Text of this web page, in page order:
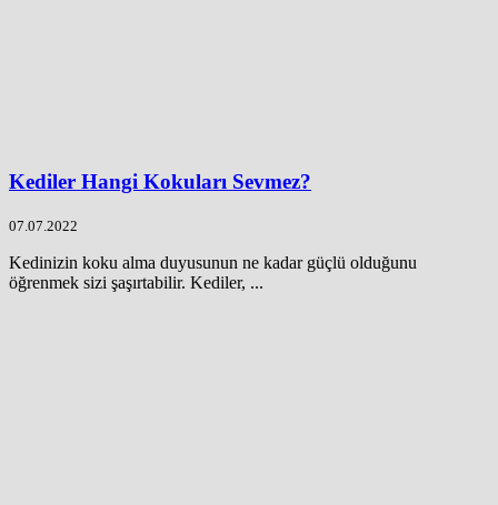
Kediler Hangi Kokuları Sevmez?
07.07.2022
Kedinizin koku alma duyusunun ne kadar güçlü olduğunu
öğrenmek sizi şaşırtabilir. Kediler, ...